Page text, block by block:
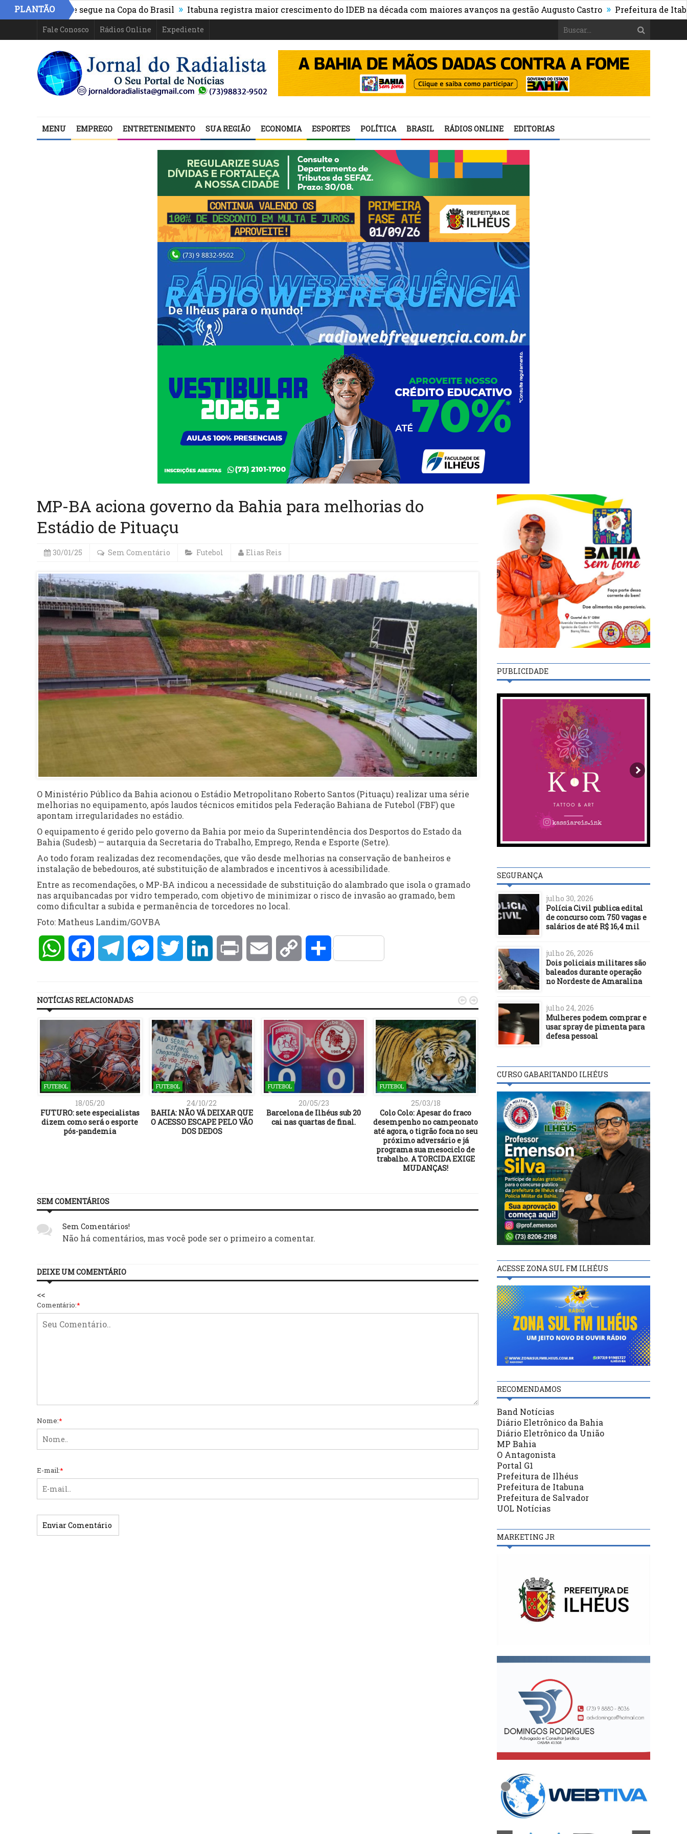
PLANTÃO
PR e segue na Copa do Brasil » Itabuna registra maior crescimento do IDEB na década com maiores avanços na gestão Augusto Castro » Prefeitura de Itabuna
Fale Conosco Rádios Online Expediente
MENU EMPREGO ENTRETENIMENTO SUA REGIÃO ECONOMIA ESPORTES POLÍTICA BRASIL RÁDIOS ONLINE EDITORIAS
MP-BA aciona governo da Bahia para melhorias do
Estádio de Pituaçu
30/01/25 Sem Comentário Futebol Elias Reis
O Ministério Público da Bahia acionou o Estádio Metropolitano Roberto Santos (Pituaçu) realizar uma série
melhorias no equipamento, após laudos técnicos emitidos pela Federação Bahiana de Futebol (FBF) que
apontam irregularidades no estádio.
O equipamento é gerido pelo governo da Bahia por meio da Superintendência dos Desportos do Estado da
Bahia (Sudesb) — autarquia da Secretaria do Trabalho, Emprego, Renda e Esporte (Setre).
Ao todo foram realizadas dez recomendações, que vão desde melhorias na conservação de banheiros e
instalação de bebedouros, até substituição de alambrados e incentivos à acessibilidade.
Entre as recomendações, o MP-BA indicou a necessidade de substituição do alambrado que isola o gramado
nas arquibancadas por vidro temperado, com objetivo de minimizar o risco de invasão ao gramado, bem
como dificultar a subida e permanência de torcedores no local.
Foto: Matheus Landim/GOVBA
WhatsAppFacebookTelegramMessengerTwitter LinkedInPrint Email Copy Compartilhar
NOTÍCIAS RELACIONADAS
FUTEBOL
18/05/20
FUTURO: sete especialistas
dizem como será o esporte
pós-pandemia
FUTEBOL
24/10/22
BAHIA: NÃO VÁ DEIXAR QUE
O ACESSO ESCAPE PELO VÃO
DOS DEDOS
FUTEBOL
20/05/23
Barcelona de Ilhéus sub 20
cai nas quartas de final.
FUTEBOL
25/03/18
Colo Colo: Apesar do fraco
desempenho no campeonato
até agora, o tigrão foca no seu
próximo adversário e já
programa sua mesociclo de
trabalho. A TORCIDA EXIGE
MUDANÇAS!
FUTEBOL
15/07/26
CBF define metas da Seleção
Brasileira para o ciclo até a
Copa de 2030
FUTEBOL
14/01/16
COLO COLO DEVE A
JOGADORES E PAGA
INSCRIÇÃO NO
COM CHEQUE SEM
 
SEM COMENTÁRIOS
Sem Comentários!
Não há comentários, mas você pode ser o primeiro a comentar.
DEIXE UM COMENTÁRIO
<<
Comentário:*
Nome:*
E-mail:*
PUBLICIDADE
SEGURANÇA
julho 30, 2026
Polícia Civil publica edital
de concurso com 750 vagas e
salários de até R$ 16,4 mil
julho 26, 2026
Dois policiais militares são
baleados durante operação
no Nordeste de Amaralina
julho 24, 2026
Mulheres podem comprar e
usar spray de pimenta para
defesa pessoal
CURSO GABARITANDO ILHÉUS
ACESSE ZONA SUL FM ILHÉUS
RECOMENDAMOS
Band Notícias
Diário Eletrônico da Bahia
Diário Eletrônico da União
MP Bahia
O Antagonista
Portal G1
Prefeitura de Ilhéus
Prefeitura de Itabuna
Prefeitura de Salvador
UOL Notícias
MARKETING JR